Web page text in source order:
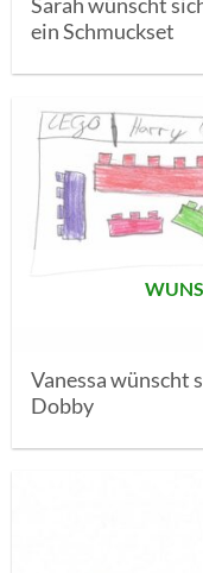
Sarah wünscht
ein Schmuckset
Vanessa wünscht
Dobby